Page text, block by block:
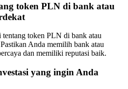
token PLN di bank atau
token PLN di bank atau
Anda memilih bank atau
dan memiliki reputasi baik.
yang ingin Anda